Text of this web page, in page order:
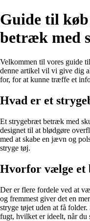
Guide til
betræk med
Velkommen til vores guide
denne artikel vil vi give dig
for, for at kunne træffe et
Hvad er et
Et strygebræt betræk med
designet til at blødgøre
med at skabe en jævn og
stryge tøj.
Hvorfor vælge et
Der er flere fordele ved at
og fremmest giver det en
stryge tøjet uden at få
fugt, hvilket er ideelt, når